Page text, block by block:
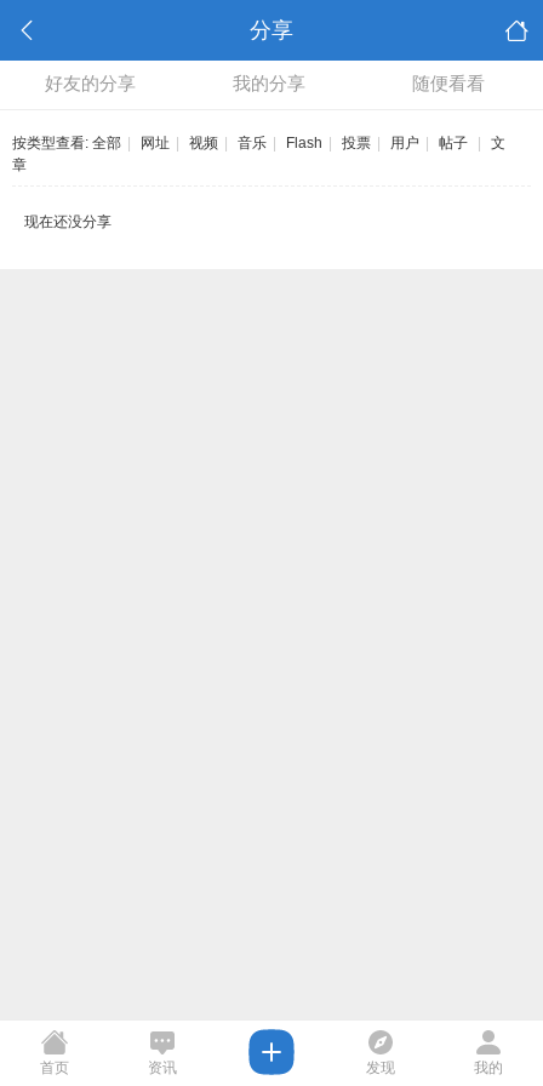
分享
好友的分享 我的分享 随便看看
按类型查看: 全部 网址 视频 音乐 Flash 投票 用户 帖子
文
章
现在还没分享
首页 资讯 发现 我的